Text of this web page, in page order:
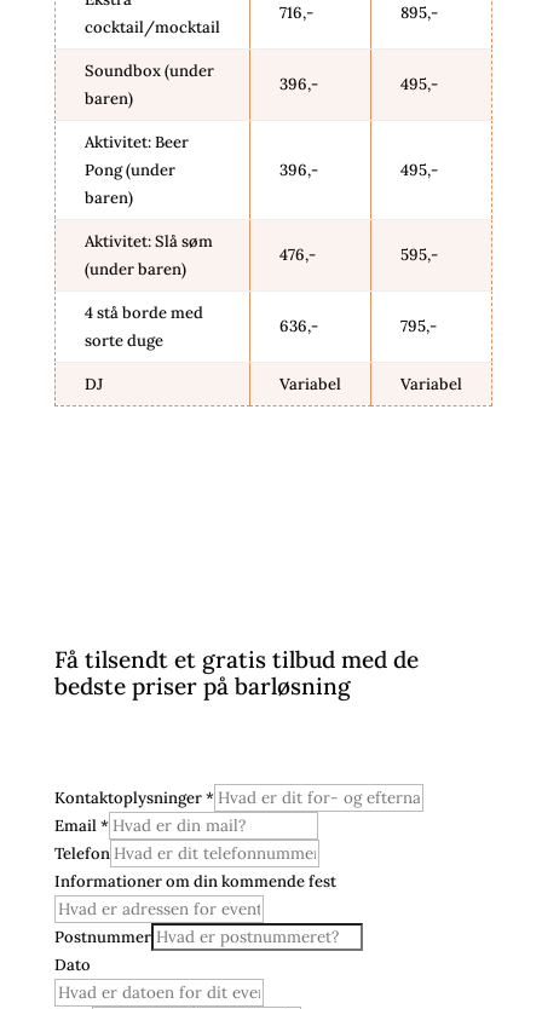
cocktail/mocktail
716,- 895,-
Soundbox (under
baren)
396,- 495,-
Aktivitet: Beer
Pong (under
baren)
396,- 495,-
Aktivitet: Slå søm
(under baren)
476,- 595,-
4 stå borde med
sorte duge
636,- 795,-
DJ Variabel Variabel
Få tilsendt et gratis tilbud med de
bedste priser på barløsning
Kontaktoplysninger*
Email*
Telefon
Informationer om din kommende fest
Postnummer
Dato